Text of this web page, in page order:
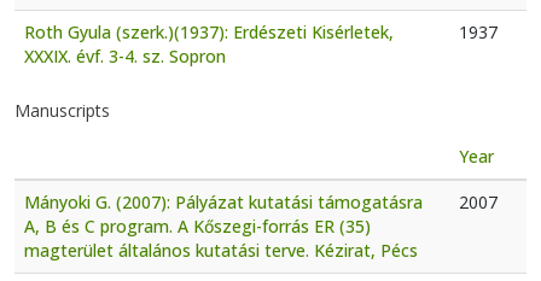
Roth Gyula (szerk.)(1937): Erdészeti Kisérletek,
XXXIX. évf. 3-4. sz. Sopron
1937
Manuscripts
Year
Mányoki G. (2007): Pályázat kutatási támogatásra
A, B és C program. A Kőszegi-forrás ER (35)
magterület általános kutatási terve. Kézirat, Pécs
2007